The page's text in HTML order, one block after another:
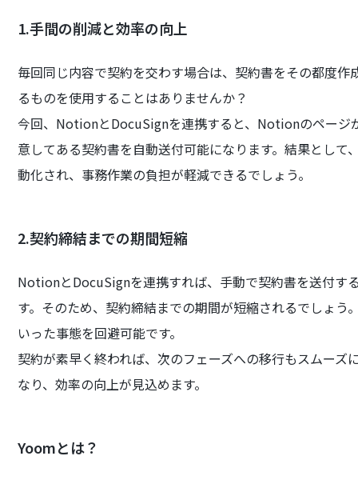
1.手間の削減と効率の向上
毎回同じ内容で契約を交わす場合は、契約書をその都度
るものを使用することはありませんか？
今回、NotionとDocuSignを連携すると、Notionのページ
意してある契約書を自動送付可能になります。結果とし
動化され、事務作業の負担が軽減できるでしょう。
2.契約締結までの期間短縮
NotionとDocuSignを連携すれば、手動で契約書を送付す
す。そのため、契約締結までの期間が短縮されるでしょ
いった事態を回避可能です。
契約が素早く終われば、次のフェーズへの移行もスムー
なり、効率の向上が見込めます。
Yoomとは？